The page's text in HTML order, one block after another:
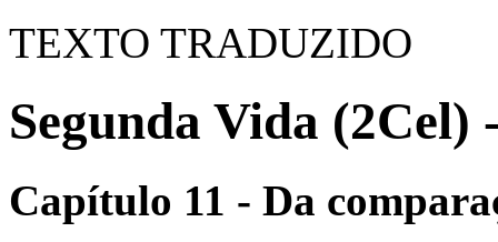
TEXTO TRADUZIDO
Segunda Vida (2Cel)
Capítulo 11 - Da